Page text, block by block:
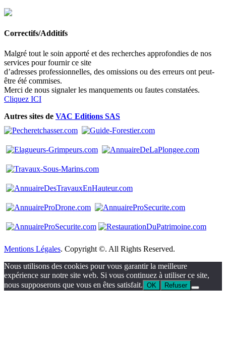
Correctifs/Additifs
Malgré tout le soin apporté et des recherches approfondies de nos
services pour fournir ce site
d’adresses professionnelles, des omissions ou des erreurs ont peut-
être été commises.
Merci de nous signaler les manquements ou fautes constatées.
Cliquez ICI
Autres sites de VAC Editions SAS
Mentions Légales. Copyright ©. All Rights Reserved.
Nous utilisons des cookies pour vous garantir la meilleure
expérience sur notre site web. Si vous continuez à utiliser ce site,
nous supposerons que vous en êtes satisfait. OK Refuser